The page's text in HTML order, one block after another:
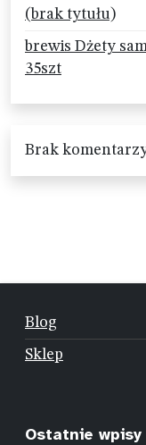
(brak tytułu)
brewis Dżety
35szt
Brak
Blog
Sklep
Ostatnie wpisy